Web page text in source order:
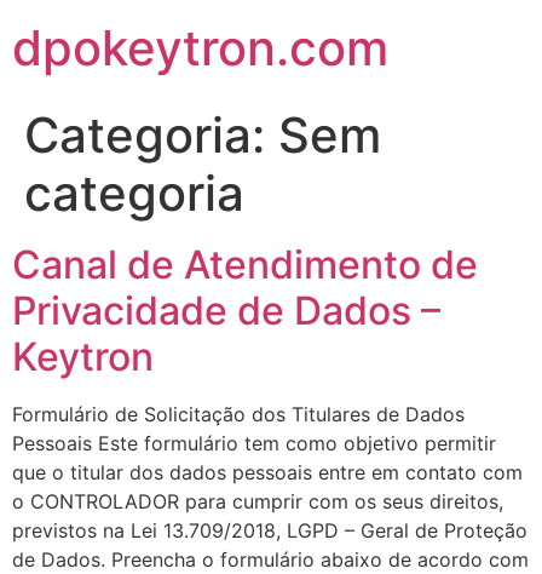
dpokeytron.com
Categoria: Sem
categoria
Canal de Atendimento de
Privacidade de Dados –
Keytron
Formulário de Solicitação dos Titulares de Dados
Pessoais Este formulário tem como objetivo permitir
que o titular dos dados pessoais entre em contato com
o CONTROLADOR para cumprir com os seus direitos,
previstos na Lei 13.709/2018, LGPD – Geral de Proteção
de Dados. Preencha o formulário abaixo de acordo com